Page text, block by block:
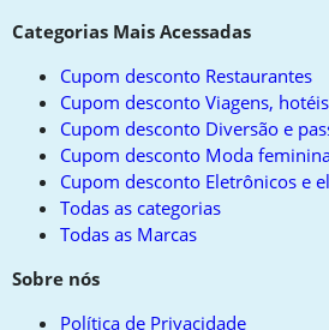
Categorias Mais Acessadas
Cupom desconto Restaurantes
Cupom desconto Viagens,
Cupom desconto Diversão e
Cupom desconto Moda
Cupom desconto Eletrônicos e
Todas as categorias
Todas as Marcas
Sobre nós
Política de Privacidade